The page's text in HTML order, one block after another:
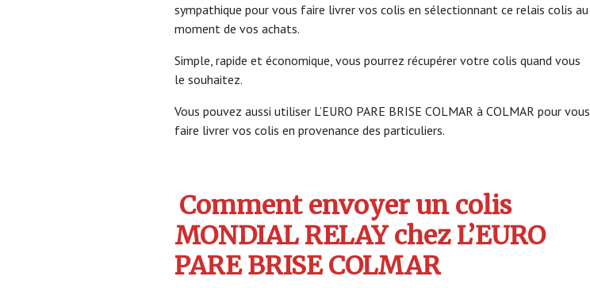
sympathique pour vous faire livrer vos colis en sélectionnant ce relais colis au
moment de vos achats.
Simple, rapide et économique, vous pourrez récupérer votre colis quand vous
le souhaitez.
Vous pouvez aussi utiliser L’EURO PARE BRISE COLMAR à COLMAR pour vous
faire livrer vos colis en provenance des particuliers.
Comment envoyer un colis
MONDIAL RELAY chez L’EURO
PARE BRISE COLMAR